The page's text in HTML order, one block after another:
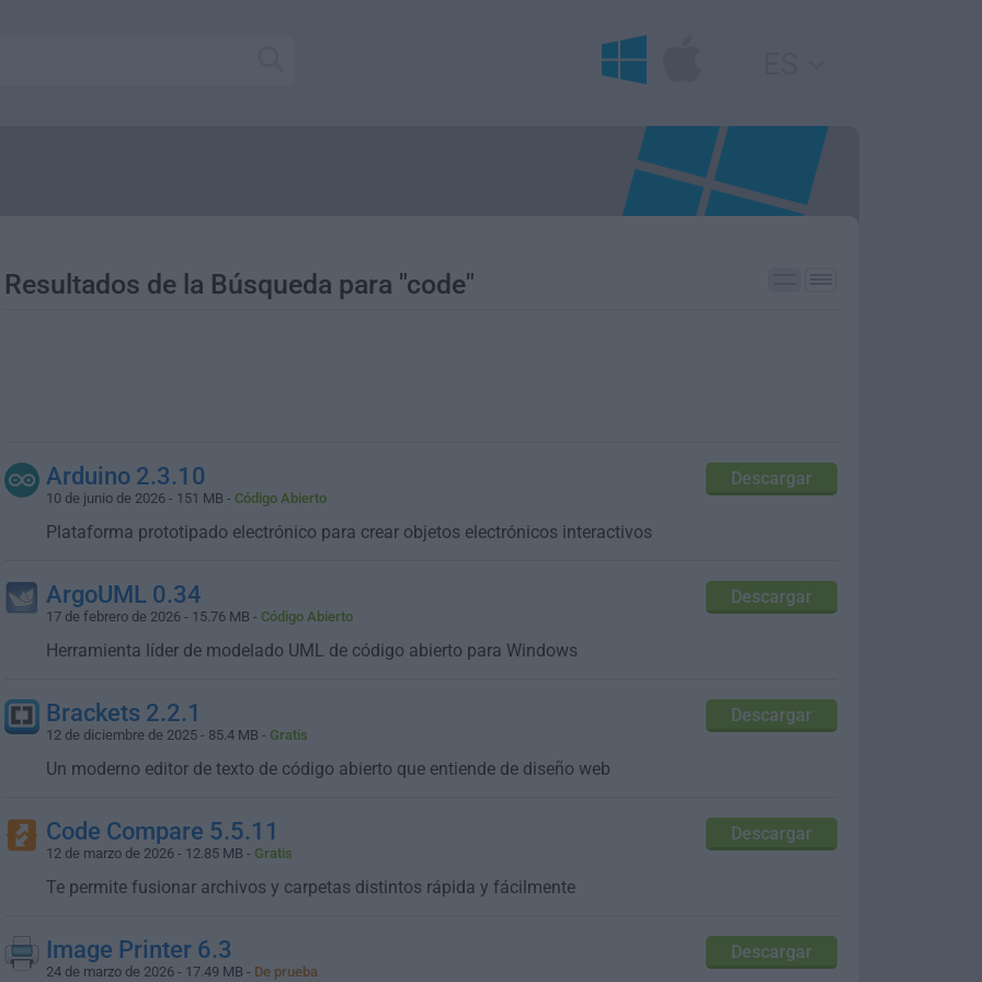
Resultados de la Búsqueda para "code"
Descargar
Arduino 2.3.10
10 de junio de 2026 - 151 MB - Código Abierto
Plataforma prototipado electrónico para crear objetos electrónicos interactivos
Descargar
ArgoUML 0.34
17 de febrero de 2026 - 15.76 MB - Código Abierto
Herramienta líder de modelado UML de código abierto para Windows
Descargar
Brackets 2.2.1
12 de diciembre de 2025 - 85.4 MB - Gratis
Un moderno editor de texto de código abierto que entiende de diseño web
Descargar
Code Compare 5.5.11
12 de marzo de 2026 - 12.85 MB - Gratis
Te permite fusionar archivos y carpetas distintos rápida y fácilmente
Descargar
Image Printer 6.3
24 de marzo de 2026 - 17.49 MB - De prueba